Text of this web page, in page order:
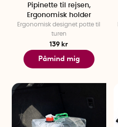
Pipinette til rejsen,
Ergonomisk holder
Ergonomisk designet potte til
turen
139 kr
Påmind mig